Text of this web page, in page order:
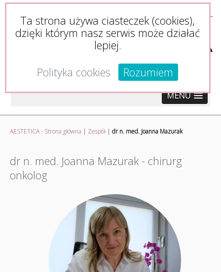
MENU
AESTETICA - Strona główna | Zespół | dr n. med. Joanna Mazurak
dr n. med. Joanna Mazurak - chirurg
onkolog
Ta strona używa ciasteczek (cookies),
dzięki którym nasz serwis może działać
lepiej.
Polityka cookies
Rozumiem